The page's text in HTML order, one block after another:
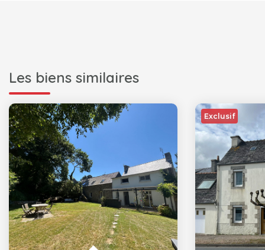
Les biens similaires
Exclusif